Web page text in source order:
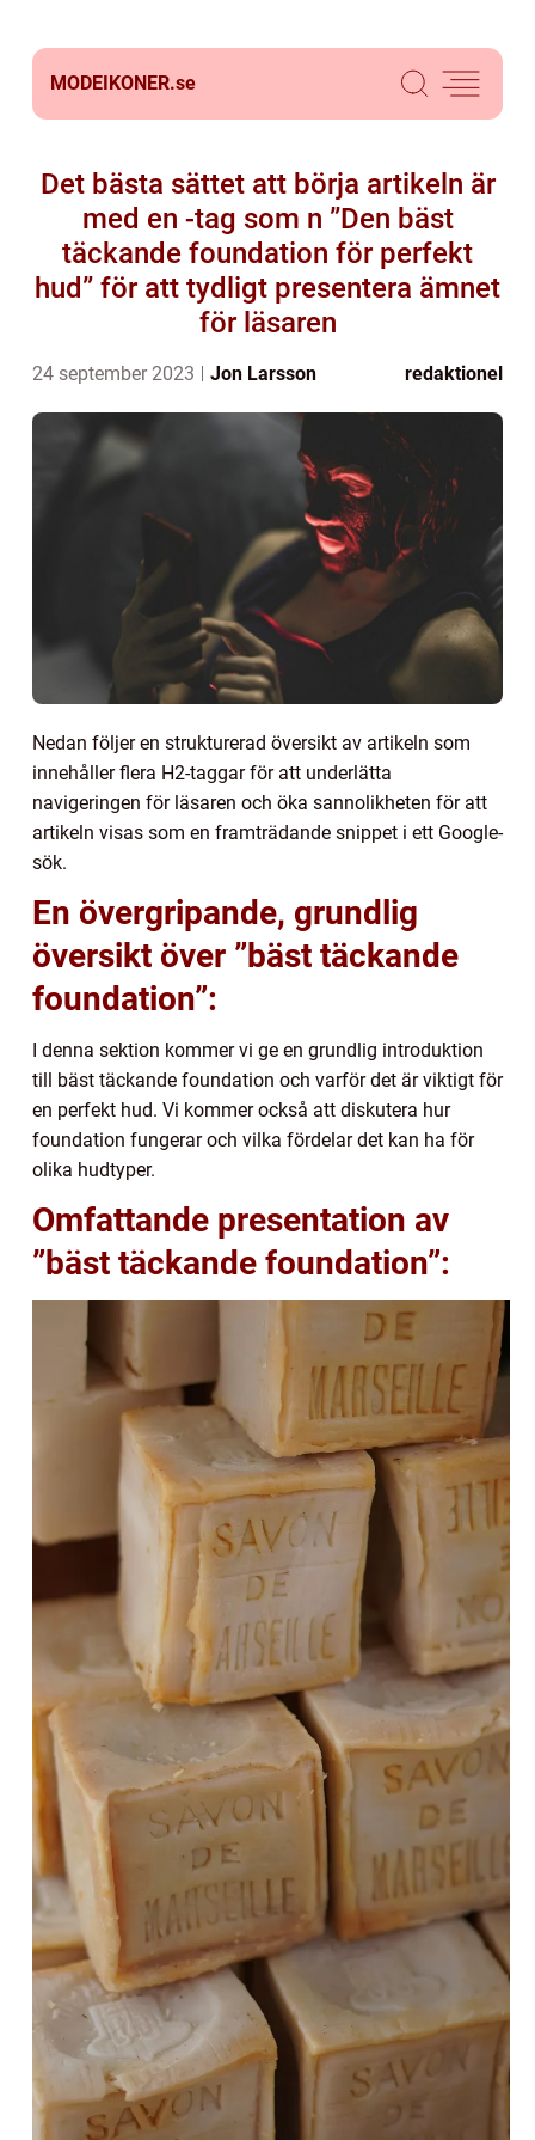
MODEIKONER.se
Det bästa sättet att börja artikeln är
med en -tag som n ”Den bäst
täckande foundation för perfekt
hud” för att tydligt presentera ämnet
för läsaren
24 september 2023 Jon Larsson redaktionel
Nedan följer en strukturerad översikt av artikeln som
innehåller flera H2-taggar för att underlätta
navigeringen för läsaren och öka sannolikheten för att
artikeln visas som en framträdande snippet i ett Google-
sök.
En övergripande, grundlig
översikt över ”bäst täckande
foundation”:
I denna sektion kommer vi ge en grundlig introduktion
till bäst täckande foundation och varför det är viktigt för
en perfekt hud. Vi kommer också att diskutera hur
foundation fungerar och vilka fördelar det kan ha för
olika hudtyper.
Omfattande presentation av
”bäst täckande foundation”: